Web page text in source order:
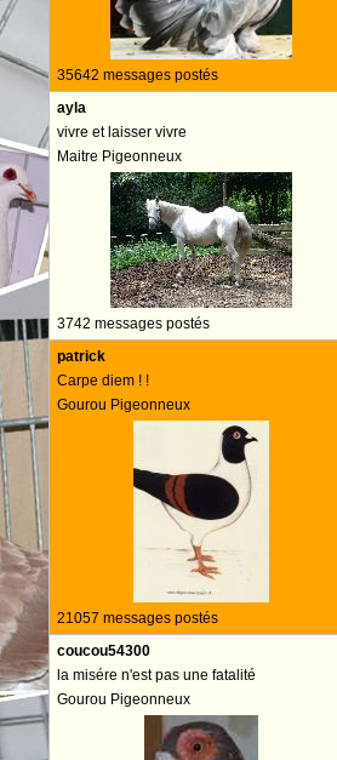
35642 messages postés
ayla
vivre et laisser vivre
Maitre Pigeonneux
3742 messages postés
patrick
Carpe diem ! !
Gourou Pigeonneux
21057 messages postés
coucou54300
la misére n'est pas une fatalité
Gourou Pigeonneux